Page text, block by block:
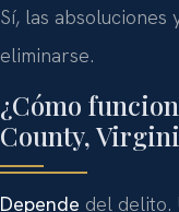
Sí, las absoluciones
eliminarse.
¿Cómo
County,
Depende del delito.